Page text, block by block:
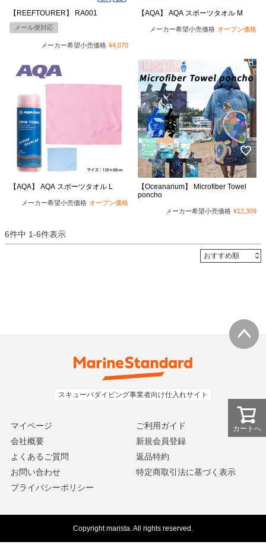
【REEFTOURER】 RA001
メール便対応
メーカー希望小売価格 ¥4,070
【AQA】 AQA スポーツタオル M
メーカー希望小売価格 オープン価格
【AQA】 AQA スポーツタオル L
メーカー希望小売価格 オープン価格
【Oceanarium】 Microfiber Towel
poncho
メーカー希望小売価格 ¥12,309
6件中 1-6件表示
カートへ
マイページ
ご利用ガイド
会社概要
新規会員登録
よくあるご質問
返品特約
お問い合わせ
特定商取引法に基づく表示
プライバシーポリシー
Copyright marista. All rights reserved.